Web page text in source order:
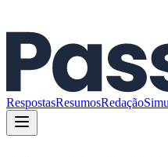
RespostasResumosRedação